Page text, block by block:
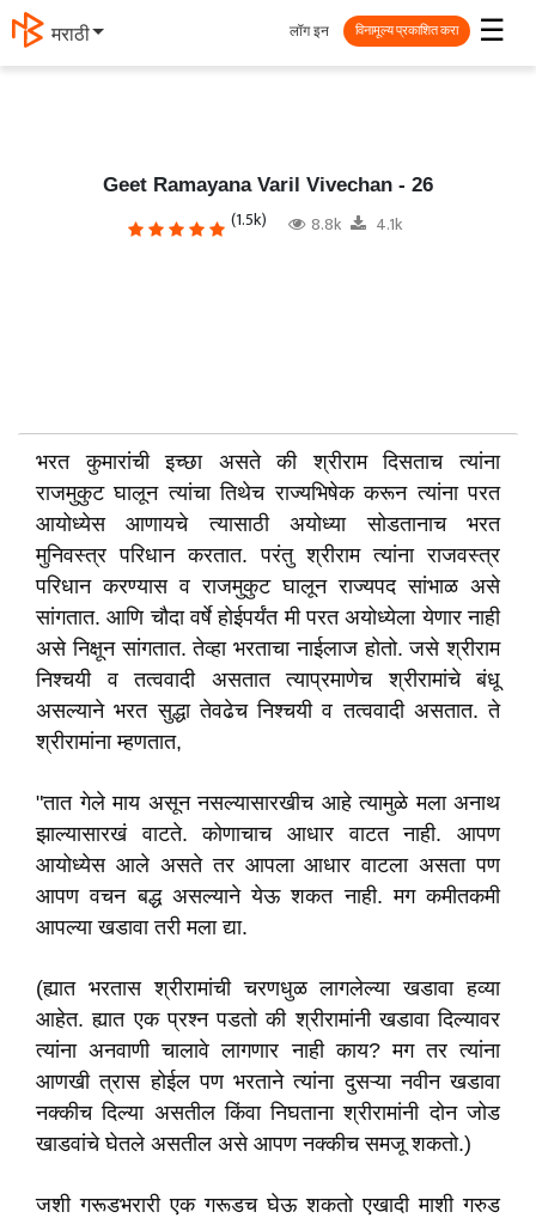
मराठी ☰
लॉग इन विनामूल्य प्रकाशित करा
Geet Ramayana Varil Vivechan - 26
(1.5k) 8.8k 4.1k
भरत कुमारांची इच्छा असते की श्रीराम दिसताच त्यांना
राजमुकुट घालून त्यांचा तिथेच राज्यभिषेक करून त्यांना परत
आयोध्येस आणायचे त्यासाठी अयोध्या सोडतानाच भरत
मुनिवस्त्र परिधान करतात. परंतु श्रीराम त्यांना राजवस्त्र
परिधान करण्यास व राजमुकुट घालून राज्यपद सांभाळ असे
सांगतात. आणि चौदा वर्षे होईपर्यंत मी परत अयोध्येला येणार नाही
असे निक्षून सांगतात. तेव्हा भरताचा नाईलाज होतो. जसे श्रीराम
निश्चयी व तत्ववादी असतात त्याप्रमाणेच श्रीरामांचे बंधू
असल्याने भरत सुद्धा तेवढेच निश्चयी व तत्ववादी असतात. ते
श्रीरामांना म्हणतात,
"तात गेले माय असून नसल्यासारखीच आहे त्यामुळे मला अनाथ
झाल्यासारखं वाटते. कोणाचाच आधार वाटत नाही. आपण
आयोध्येस आले असते तर आपला आधार वाटला असता पण
आपण वचन बद्ध असल्याने येऊ शकत नाही. मग कमीतकमी
आपल्या खडावा तरी मला द्या.
(ह्यात भरतास श्रीरामांची चरणधुळ लागलेल्या खडावा हव्या
आहेत. ह्यात एक प्रश्न पडतो की श्रीरामांनी खडावा दिल्यावर
त्यांना अनवाणी चालावे लागणार नाही काय? मग तर त्यांना
आणखी त्रास होईल पण भरताने त्यांना दुसऱ्या नवीन खडावा
नक्कीच दिल्या असतील किंवा निघताना श्रीरामांनी दोन जोड
खाडवांचे घेतले असतील असे आपण नक्कीच समजू शकतो.)
जशी गरूडभरारी एक गरूडच घेऊ शकतो एखादी माशी गरुड